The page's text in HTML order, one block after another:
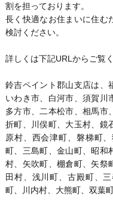
割を担っております。
長く快適なお住まいに住む
検討ください。
詳しくは下記URLからご覧
鈴吉ペイント郡山支店は、
いわき市、白河市、須賀川
多方市、二本松市、相馬市
折町、川俣町、大玉村、鏡
原村、西会津町、磐梯町
町、三島町、金山町、昭和
村、矢吹町、棚倉町、矢祭
田村、浅川町、古殿町、
町、川内村、大熊町、双葉